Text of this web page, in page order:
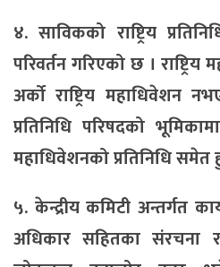
४. साविकको राष्ट्रिय
परिवर्तन गरिएको छ ।
अर्को राष्ट्रिय महाधिवेशन
प्रतिनिधि परिषदको
महाधिवेशनको प्रतिनिधि समेत
५. केन्द्रीय कमिटी अन्तर्गत
अधिकार सहितका संरचना